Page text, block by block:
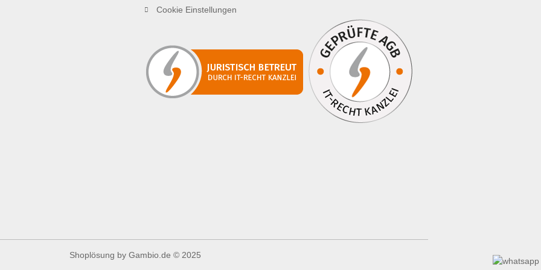
Cookie Einstellungen
Shoplösung by Gambio.de © 2025